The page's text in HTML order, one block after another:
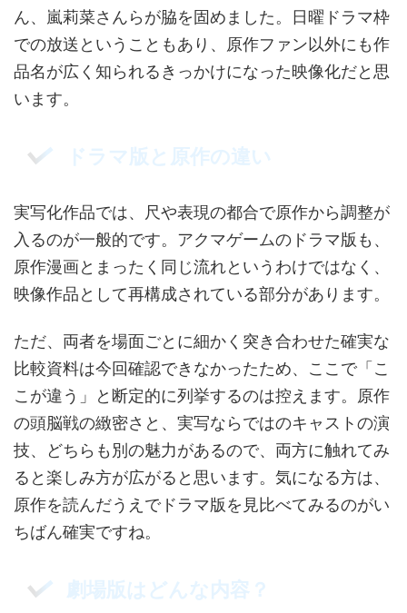
ん、嵐莉菜さんらが脇を固めました。日曜ドラマ枠
での放送ということもあり、原作ファン以外にも作
品名が広く知られるきっかけになった映像化だと思
います。
ドラマ版と原作の違い
実写化作品では、尺や表現の都合で原作から調整が
入るのが一般的です。アクマゲームのドラマ版も、
原作漫画とまったく同じ流れというわけではなく、
映像作品として再構成されている部分があります。
ただ、両者を場面ごとに細かく突き合わせた確実な
比較資料は今回確認できなかったため、ここで「こ
こが違う」と断定的に列挙するのは控えます。原作
の頭脳戦の緻密さと、実写ならではのキャストの演
技、どちらも別の魅力があるので、両方に触れてみ
ると楽しみ方が広がると思います。気になる方は、
原作を読んだうえでドラマ版を見比べてみるのがい
ちばん確実ですね。
劇場版はどんな内容？